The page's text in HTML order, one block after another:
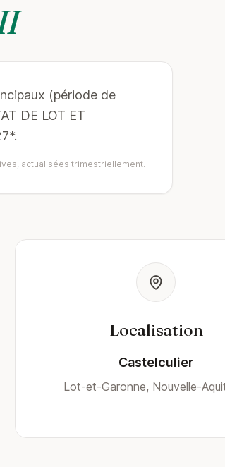
(période de
DE LOT ET
actualisées trimestriellement.
Localisation
Castelculier
Lot-et-Garonne, Nouvelle-